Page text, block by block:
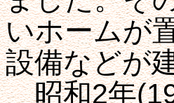
いホームが
設備などが
昭和2年